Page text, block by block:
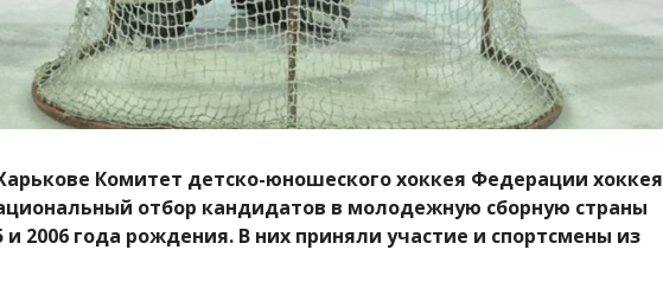
Комитет детско-юношеского хоккея Федерации хоккея
отбор кандидатов в молодежную сборную страны
и 2006 года рождения. В них приняли участие и спортсмены из